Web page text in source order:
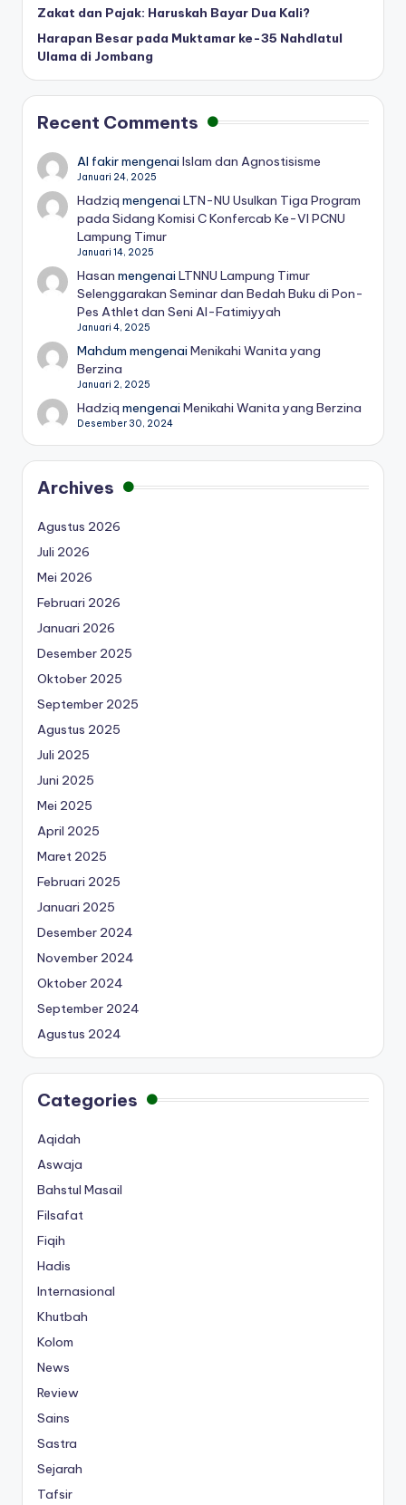
Zakat dan Pajak: Haruskah Bayar Dua Kali?
Harapan Besar pada Muktamar ke-35 Nahdlatul
Ulama di Jombang
Recent Comments
Al fakirmengenaiIslam dan Agnostisisme
Januari 24, 2025
Hadziq mengenaiLTN-NU Usulkan Tiga Program
pada Sidang Komisi C Konfercab Ke-VI PCNU
Lampung Timur
Januari 14, 2025
Hasan mengenaiLTNNU Lampung Timur
Selenggarakan Seminar dan Bedah Buku di Pon-
Pes Athlet dan Seni Al-Fatimiyyah
Januari 4, 2025
Mahdum mengenaiMenikahi Wanita yang
Berzina
Januari 2, 2025
Hadziq mengenaiMenikahi Wanita yang Berzina
Desember 30, 2024
Archives
Agustus 2026
Juli 2026
Mei 2026
Februari 2026
Januari 2026
Desember 2025
Oktober 2025
September 2025
Agustus 2025
Juli 2025
Juni 2025
Mei 2025
April 2025
Maret 2025
Februari 2025
Januari 2025
Desember 2024
November 2024
Oktober 2024
September 2024
Agustus 2024
Categories
Aqidah
Aswaja
Bahstul Masail
Filsafat
Fiqih
Hadis
Internasional
Khutbah
Kolom
News
Review
Sains
Sastra
Sejarah
Tafsir